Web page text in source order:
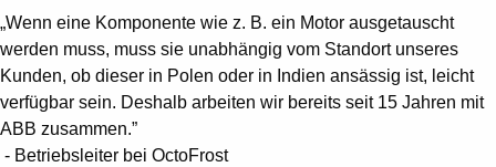
„Wenn eine Komponente wie z. B. ein Motor ausgetauscht
werden muss, muss sie unabhängig vom Standort unseres
Kunden, ob dieser in Polen oder in Indien ansässig ist, leicht
verfügbar sein. Deshalb arbeiten wir bereits seit 15 Jahren mit
ABB zusammen.”
- Betriebsleiter bei OctoFrost